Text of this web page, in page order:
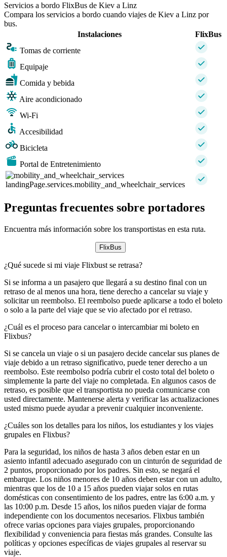
Servicios a bordo FlixBus de Kiev a Linz
Compara los servicios a bordo cuando viajes de Kiev a Linz por
bus.
Instalaciones
FlixBus
Tomas de corriente
Equipaje
Comida y bebida
Aire acondicionado
Wi-Fi
Accesibilidad
Bicicleta
Portal de Entretenimiento
landingPage.services.mobility_and_wheelchair_services
Preguntas frecuentes sobre portadores
Encuentra más información sobre los transportistas en esta ruta.
FlixBus
¿Qué sucede si mi viaje Flixbust se retrasa?
Si se informa a un pasajero que llegará a su destino final con un
retraso de al menos una hora, tiene derecho a cancelar su viaje y
solicitar un reembolso. El reembolso puede aplicarse a todo el boleto
o solo a la parte del viaje que se vio afectado por el retraso.
¿Cuál es el proceso para cancelar o intercambiar mi boleto en
Flixbus?
Si se cancela un viaje o si un pasajero decide cancelar sus planes de
viaje debido a un retraso significativo, puede tener derecho a un
reembolso. Este reembolso podría cubrir el costo total del boleto o
simplemente la parte del viaje no completada. En algunos casos de
retraso, es posible que el transportista no pueda comunicarse con
usted directamente. Mantenerse alerta y verificar las actualizaciones
usted mismo puede ayudar a prevenir cualquier inconveniente.
¿Cuáles son los detalles para los niños, los estudiantes y los viajes
grupales en Flixbus?
Para la seguridad, los niños de hasta 3 años deben estar en un
asiento infantil adecuado asegurado con un cinturón de seguridad de
2 puntos, proporcionado por los padres. Sin esto, se negará el
embarque. Los niños menores de 10 años deben estar con un adulto,
mientras que los de 10 a 15 años pueden viajar solos en rutas
domésticas con consentimiento de los padres, entre las 6:00 a.m. y
las 10:00 p.m. Desde 15 años, los niños pueden viajar de forma
independiente con los documentos necesarios. Flixbus también
ofrece varias opciones para viajes grupales, proporcionando
flexibilidad y conveniencia para fiestas más grandes. Consulte las
políticas y opciones específicas de viajes grupales al reservar su
viaje.